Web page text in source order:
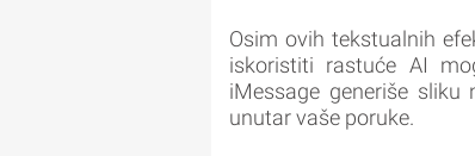
Osim ovih tekstualnih
iskoristiti rastuće AI
iMessage generiše
unutar vaše poruke.